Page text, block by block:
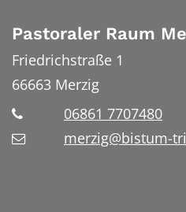
Pastoraler Raum
Friedrichstraße 1
66663 Merzig
06861 7707480
merzig@bistum-